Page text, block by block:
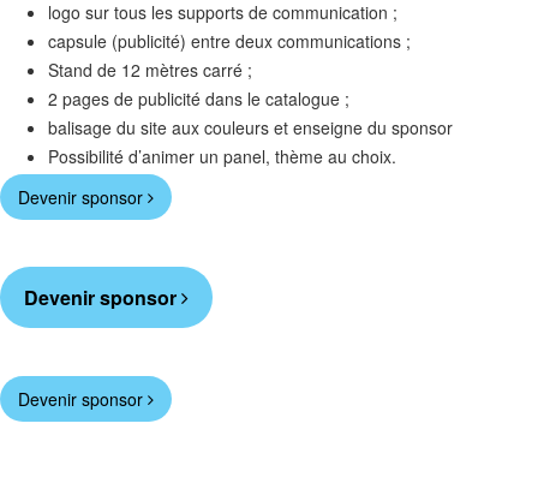
logo sur tous les supports de communication ;
capsule (publicité) entre deux communications ;
Stand de 12 mètres carré ;
2 pages de publicité dans le catalogue ;
balisage du site aux couleurs et enseigne du sponsor
Possibilité d’animer un panel, thème au choix.
Devenir sponsor
Devenir sponsor
Devenir sponsor